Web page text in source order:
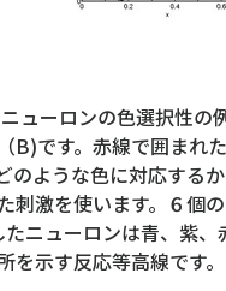
ューロンの色選択性
B)です。赤線で囲まれ
のような色に対応する
刺激を使います。６個
ニューロンは青、紫
示す反応等高線です。